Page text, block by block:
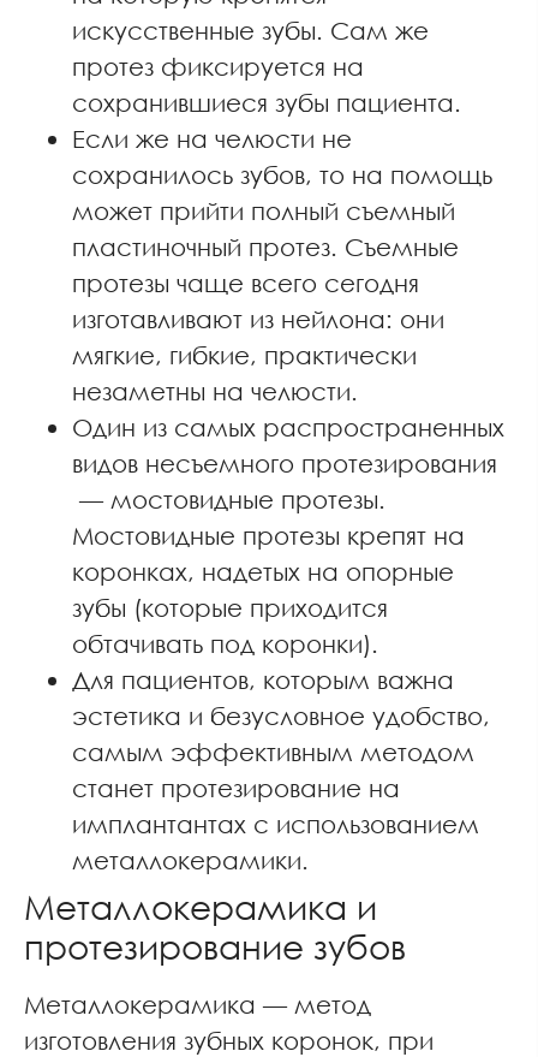
искусственные зубы. Сам же
протез фиксируется на
сохранившиеся зубы пациента.
Если же на челюсти не
сохранилось зубов, то на помощь
может прийти полный съемный
пластиночный протез. Съемные
протезы чаще всего сегодня
изготавливают из нейлона: они
мягкие, гибкие, практически
незаметны на челюсти.
Один из самых распространенных
видов несъемного протезирования
— мостовидные протезы.
Мостовидные протезы крепят на
коронках, надетых на опорные
зубы (которые приходится
обтачивать под коронки).
Для пациентов, которым важна
эстетика и безусловное удобство,
самым эффективным методом
станет протезирование на
имплантантах с использованием
металлокерамики.
Металлокерамика и
протезирование зубов
Металлокерамика — метод
изготовления зубных коронок, при